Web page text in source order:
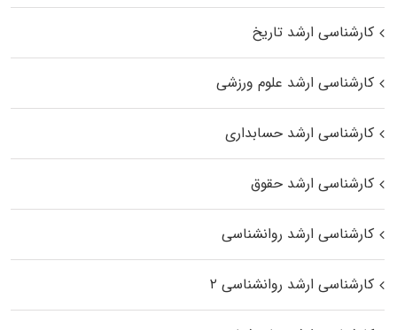
کارشناسی ارشد تاریخ
کارشناسی ارشد علوم ورزشی
کارشناسی ارشد حسابداری
کارشناسی ارشد حقوق
کارشناسی ارشد روانشناسی
کارشناسی ارشد روانشناسی ۲